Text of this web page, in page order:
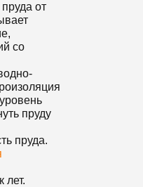
от
со
пруду
пруда.
лет.